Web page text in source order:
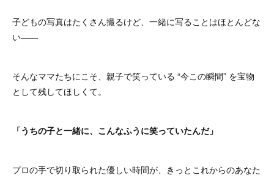
子どもの写真はたくさん撮るけど、一緒に写ることはほとんどな
い——
そんなママたちにこそ、親子で笑っている “今この瞬間” を宝物
として残してほしくて。
「うちの子と一緒に、こんなふうに笑っていたんだ」
プロの手で切り取られた優しい時間が、きっとこれからのあなた